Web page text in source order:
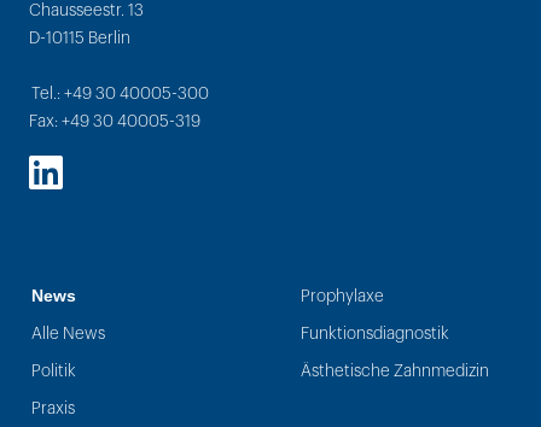
Chausseestr. 13
D-10115 Berlin
Tel.: +49 30 40005-300
Fax: +49 30 40005-319
LinkedIn
News
Alle News
Politik
Praxis
Prophylaxe
Funktionsdiagnostik
Ästhetische Zahnmedizin